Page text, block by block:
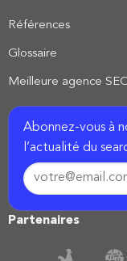
Références
Glossaire
Meilleure agence
Abonnez-vous à
l’actualité du
Partenaires